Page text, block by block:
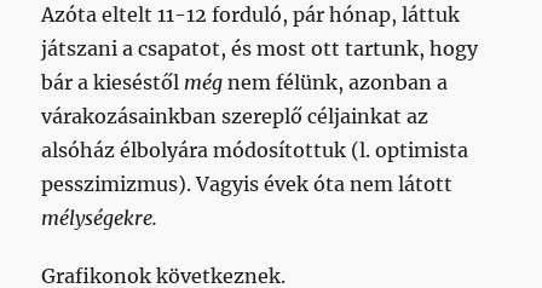
múlik
az
egész
című
bejegyzéshez
Azóta eltelt 11-12 forduló, pár hónap, láttuk
játszani a csapatot, és most ott tartunk, hogy
bár a kieséstől még nem félünk, azonban a
várakozásainkban szereplő céljainkat az
alsóház élbolyára módosítottuk (l. optimista
pesszimizmus). Vagyis évek óta nem látott
mélységekre.
Grafikonok következnek.